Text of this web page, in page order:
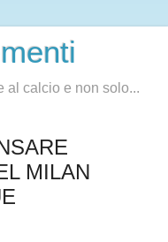
al calcio e non solo...
MILAN